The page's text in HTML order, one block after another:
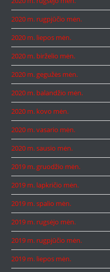
2020 m. rugpjūčio mėn.
2020 m. liepos mėn.
2020 m. birželio mėn.
2020 m. gegužės mėn.
2020 m. balandžio mėn.
2020 m. kovo mėn.
2020 m. vasario mėn.
2020 m. sausio mėn.
2019 m. gruodžio mėn.
2019 m. lapkričio mėn.
2019 m. spalio mėn.
2019 m. rugsėjo mėn.
2019 m. rugpjūčio mėn.
2019 m. liepos mėn.